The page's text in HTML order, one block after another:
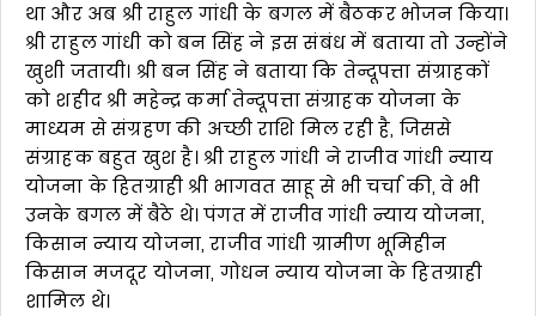
था और अब श्री राहुल गांधी के बगल में बैठकर भोजन किया।
श्री राहुल गांधी को बन सिंह ने इस संबंध में बताया तो उन्होंने
खुशी जतायी। श्री बन सिंह ने बताया कि तेन्दूपत्ता संग्राहकों
को शहीद श्री महेन्द्र कर्मा तेन्दूपत्ता संग्राहक योजना के
माध्यम से संग्रहण की अच्छी राशि मिल रही है, जिससे
संग्राहक बहुत खुश है। श्री राहुल गांधी ने राजीव गांधी न्याय
योजना के हितग्राही श्री भागवत साहू से भी चर्चा की, वे भी
उनके बगल में बैठे थे। पंगत में राजीव गांधी न्याय योजना,
किसान न्याय योजना, राजीव गांधी ग्रामीण भूमिहीन
किसान मजदूर योजना, गोधन न्याय योजना के हितग्राही
शामिल थे।